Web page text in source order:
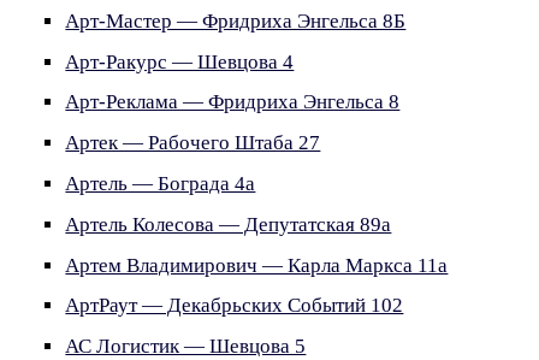
Арт-Мастер — Фридриха Энгельса 8Б
Арт-Ракурс — Шевцова 4
Арт-Реклама — Фридриха Энгельса 8
Артек — Рабочего Штаба 27
Артель — Бограда 4а
Артель Колесова — Депутатская 89а
Артем Владимирович — Карла Маркса 11а
АртРаут — Декабрьских Событий 102
АС Логистик — Шевцова 5